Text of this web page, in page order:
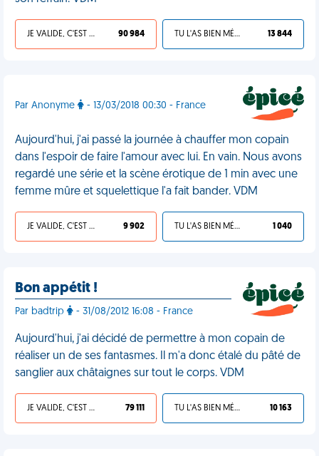
JE VALIDE, C'EST UNE VDM 90 984 TU L'AS BIEN MÉRITÉ 13 844
Par Anonyme - 13/03/2018 00:30 - France
Aujourd'hui, j'ai passé la journée à chauffer mon copain
dans l'espoir de faire l'amour avec lui. En vain. Nous avons
regardé une série et la scène érotique de 1 min avec une
femme mûre et squelettique l'a fait bander. VDM
JE VALIDE, C'EST UNE VDM 9 902 TU L'AS BIEN MÉRITÉ 1 040
Bon appétit !
Par badtrip - 31/08/2012 16:08 - France
Aujourd'hui, j'ai décidé de permettre à mon copain de
réaliser un de ses fantasmes. Il m'a donc étalé du pâté de
sanglier aux châtaignes sur tout le corps. VDM
JE VALIDE, C'EST UNE VDM 79 111 TU L'AS BIEN MÉRITÉ 10 163